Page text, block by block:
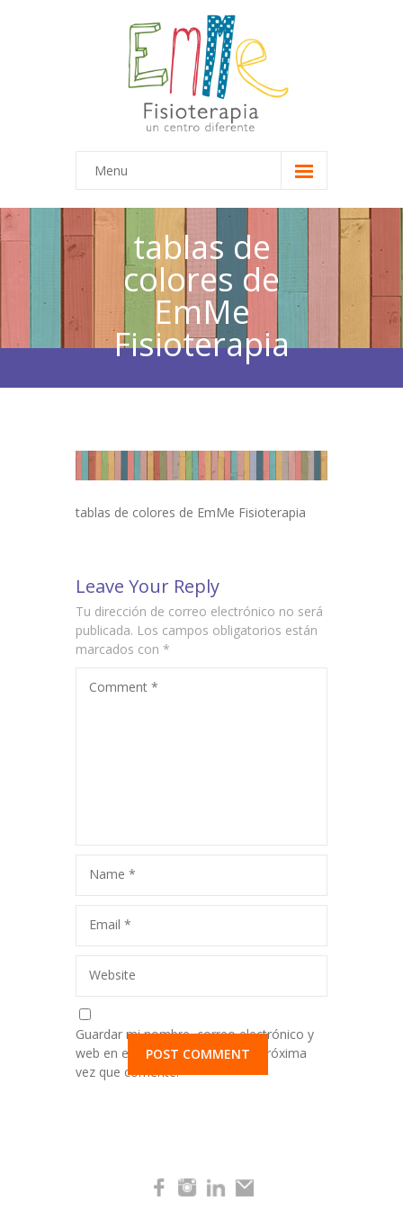
Menu
Inicio
Equipo
-- Marta
Terapias
-- Asesoramiento
-- Talleres para familias
Talleres
tablas de
colores de
EmMe
Fisioterapia
tablas de colores de EmMe Fisioterapia
Leave Your Reply
Tu dirección de correo electrónico no será
publicada. Los campos obligatorios están
marcados con *
Comment *
Name *
Email *
Website
Guardar mi nombre, correo electrónico y
web en este navegador para la próxima
vez que comente.